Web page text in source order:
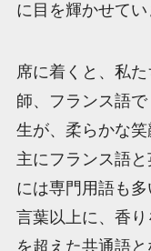
に目を輝かせてい
席に着くと、私
師、フランス語
生が、柔らかな
主にフランス語
には専門用語も多
言葉以上に、香
を超えた共通語